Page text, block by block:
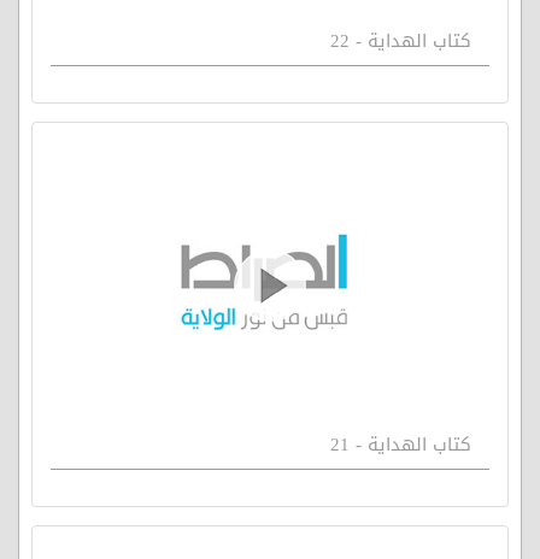
كتاب الهداية - 22
كتاب الهداية - 21